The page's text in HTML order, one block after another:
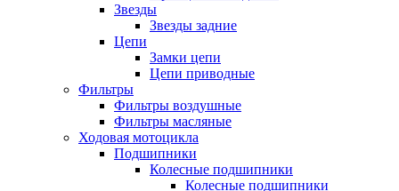
Звезды
Звезды задние
Цепи
Замки цепи
Цепи приводные
Фильтры
Фильтры воздушные
Фильтры масляные
Ходовая мотоцикла
Подшипники
Колесные подшипники
Колесные подшипники